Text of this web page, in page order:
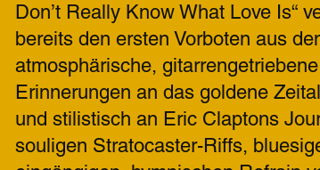
Don’t Really Know What Love Is“
bereits den ersten Vorboten aus
atmosphärische,
Erinnerungen an das goldene
und stilistisch an Eric Claptons
souligen Stratocaster-Riffs,